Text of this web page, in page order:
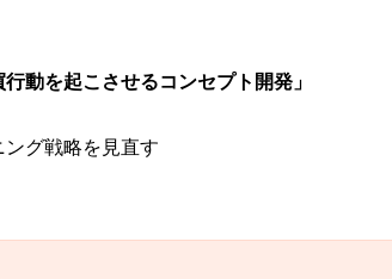
動を起こさせるコンセプト開発」
グ戦略を見直す